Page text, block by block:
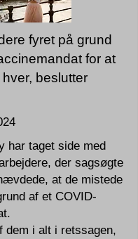
fyret på grund
for at
beslutter
har taget side med
der sagsøgte
at de mistede
af et COVID-
dem i alt i retssagen,